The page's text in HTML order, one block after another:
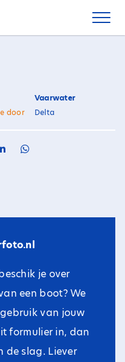
door
Vaarwater
Delta
je over
een boot? We
van jouw
formulier in, dan
de slag. Liever